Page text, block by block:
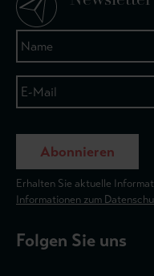
Abonnieren
Erhalten Sie aktuelle
Informationen zum
Folgen Sie uns